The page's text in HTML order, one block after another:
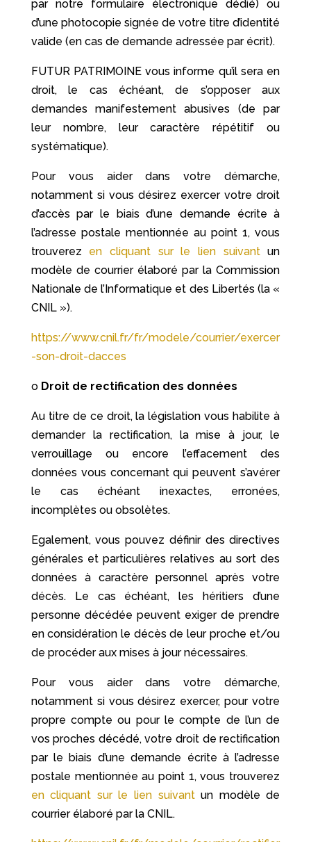
par notre formulaire électronique dédié) ou
d’une photocopie signée de votre titre d’identité
valide (en cas de demande adressée par écrit).
FUTUR PATRIMOINE vous informe qu’il sera en
droit, le cas échéant, de s’opposer aux
demandes manifestement abusives (de par
leur nombre, leur caractère répétitif ou
systématique).
Pour vous aider dans votre démarche,
notamment si vous désirez exercer votre droit
d’accès par le biais d’une demande écrite à
l’adresse postale mentionnée au point 1, vous
trouverez en cliquant sur le lien suivantun
modèle de courrier élaboré par la Commission
Nationale de l’Informatique et des Libertés (la «
CNIL »).
https://www.cnil.fr/fr/modele/courrier/exercer
-son-droit-dacces
o Droit de rectification des données
Au titre de ce droit, la législation vous habilite à
demander la rectification, la mise à jour, le
verrouillage ou encore l’effacement des
données vous concernant qui peuvent s’avérer
le cas échéant inexactes, erronées,
incomplètes ou obsolètes.
Egalement, vous pouvez définir des directives
générales et particulières relatives au sort des
données à caractère personnel après votre
décès. Le cas échéant, les héritiers d’une
personne décédée peuvent exiger de prendre
en considération le décès de leur proche et/ou
de procéder aux mises à jour nécessaires.
Pour vous aider dans votre démarche,
notamment si vous désirez exercer, pour votre
propre compte ou pour le compte de l’un de
vos proches décédé, votre droit de rectification
par le biais d’une demande écrite à l’adresse
postale mentionnée au point 1, vous trouverez
en cliquant sur le lien suivantun modèle de
courrier élaboré par la CNIL.